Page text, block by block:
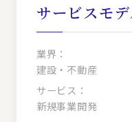
サービスモ
業界：
建設・不動産
サービス：
新規事業開発